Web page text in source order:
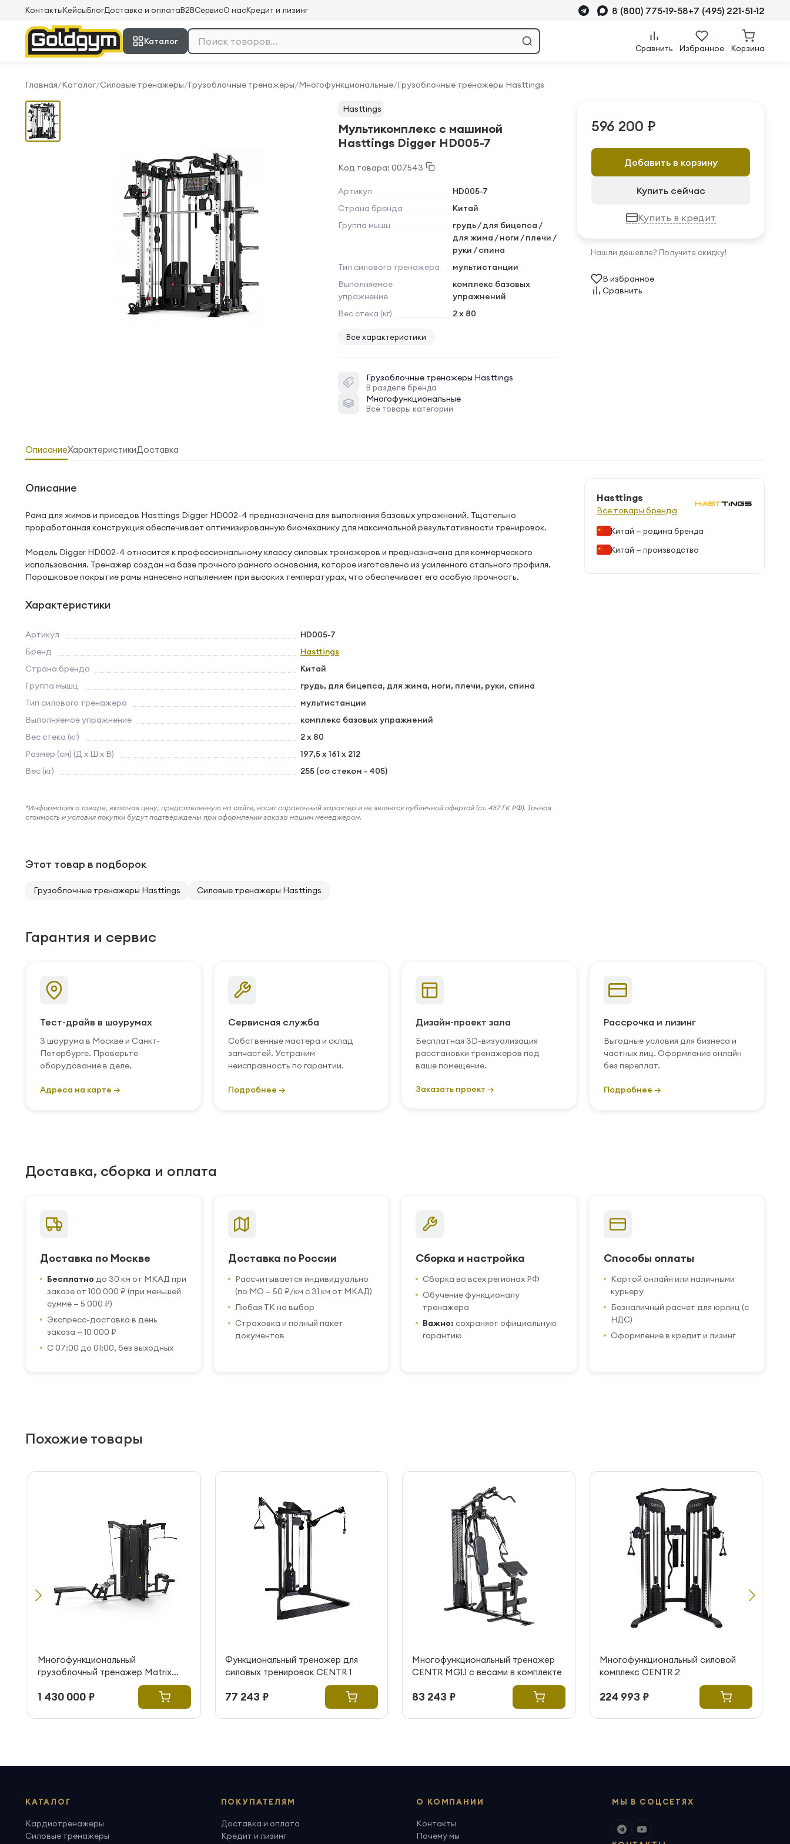
КонтактыКейсыБлогДоставка и оплатаB2BСервисО насКредит и лизинг 8 (800) 775-19-58+7 (495) 221-51-12
Каталог
Сравнить Избранное Корзина
Главная/Каталог/Силовые тренажеры/Грузоблочные тренажеры/Многофункциональные/Грузоблочные тренажеры Hasttings
Hasttings
Мультикомплекс с машиной
Hasttings Digger HD005-7
Код товара: 007543
Артикул
HD005-7
Страна бренда
Китай
Группа мышц
грудь / для бицепса /
для жима / ноги / плечи /
руки / спина
Тип силового тренажера
мультистанции
Выполняемое
упражнение
комплекс базовых
упражнений
Вес стека (кг)
2 х 80
Все характеристики
Грузоблочные тренажеры Hasttings
В разделе бренда
Многофункциональные
Все товары категории
596 200 ₽
Добавить в корзину
Купить сейчас
Купить в кредит
Нашли дешевле? Получите скидку!
В избранное
Сравнить
ОписаниеХарактеристикиДоставка
Описание
Рама для жимов и приседов Hasttings Digger HD002-4 предназначена для выполнения базовых упражнений. Тщательно
проработанная конструкция обеспечивает оптимизированную биомеханику для максимальной результативности тренировок.
Модель Digger HD002-4 относится к профессиональному классу силовых тренажеров и предназначена для коммерческого
использования. Тренажер создан на базе прочного рамного основания, которое изготовлено из усиленного стального профиля.
Порошковое покрытие рамы нанесено напылением при высоких температурах, что обеспечивает его особую прочность.
Характеристики
Артикул
HD005-7
Бренд
Hasttings
Страна бренда
Китай
Группа мышц
грудь, для бицепса, для жима, ноги, плечи, руки, спина
Тип силового тренажера
мультистанции
Выполняемое упражнение
комплекс базовых упражнений
Вес стека (кг)
2 х 80
Размер (см) (Д х Ш х В)
197,5 х 161 х 212
Вес (кг)
255 (со стеком - 405)
*Информация о товаре, включая цену, представленную на сайте, носит справочный характер и не является публичной офертой (ст. 437 ГК РФ). Точная
стоимость и условия покупки будут подтверждены при оформлении заказа нашим менеджером.
Hasttings
Все товары бренда
Китай — родина бренда
Китай — производство
Этот товар в подборок
Грузоблочные тренажеры Hasttings Силовые тренажеры Hasttings
Гарантия и сервис
Тест-драйв в шоурумах
3 шоурума в Москве и Санкт-
Петербурге. Проверьте
оборудование в деле.
Адреса на карте →
Сервисная служба
Собственные мастера и склад
запчастей. Устраним
неисправность по гарантии.
Подробнее →
Дизайн-проект зала
Бесплатная 3D-визуализация
расстановки тренажеров под
ваше помещение.
Заказать проект →
Рассрочка и лизинг
Выгодные условия для бизнеса и
частных лиц. Оформление онлайн
без переплат.
Подробнее →
Доставка, сборка и оплата
Доставка по Москве
Бесплатно до 30 км от МКАД при
заказе от 100 000 ₽ (при меньшей
сумме — 5 000 ₽)
Экспресс-доставка в день
заказа — 10 000 ₽
С 07:00 до 01:00, без выходных
Доставка по России
Рассчитывается индивидуально
(по МО — 50 ₽/км с 31 км от МКАД)
Любая ТК на выбор
Страховка и полный пакет
документов
Сборка и настройка
Сборка во всех регионах РФ
Обучение функционалу
тренажера
Важно: сохраняет официальную
гарантию
Способы оплаты
Картой онлайн или наличными
курьеру
Безналичный расчет для юрлиц (с
НДС)
Оформление в кредит и лизинг
Похожие товары
Многофункциональный
грузоблочный тренажер Matrix
1 430 000 ₽
Функциональный тренажер для
силовых тренировок CENTR 1
77 243 ₽
Многофункциональный тренажер
CENTR MG1.1 с весами в комплекте
83 243 ₽
Многофункциональный силовой
комплекс CENTR 2
224 993 ₽
КАТАЛОГ
Кардиотренажеры
Силовые тренажеры
ПОКУПАТЕЛЯМ
Доставка и оплата
Кредит и лизинг
О КОМПАНИИ
Контакты
Почему мы
МЫ В СОЦСЕТЯХ